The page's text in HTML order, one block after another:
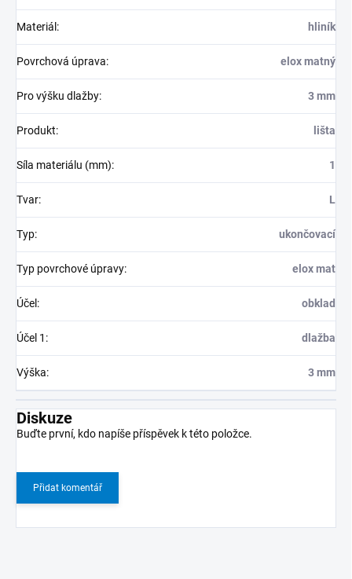
Materiál : hliník
Povrchová úprava: elox matný
Pro výšku dlažby: 3 mm
Produkt: lišta
Síla materiálu (mm): 1
Tvar: L
Typ: ukončovací
Typ povrchové úpravy: elox mat
Účel : obklad
Účel 1 : dlažba
Výška: 3 mm
Diskuze
Buďte první, kdo napíše příspěvek k této položce.
Přidat komentář